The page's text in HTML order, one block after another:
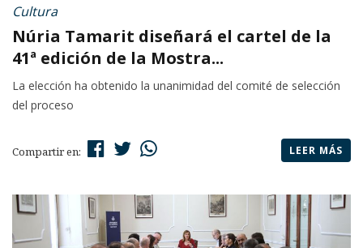
Cultura
Núria Tamarit diseñará el cartel de la
41ª edición de la Mostra...
La elección ha obtenido la unanimidad del comité de selección
del proceso
Compartir en: LEER MÁS